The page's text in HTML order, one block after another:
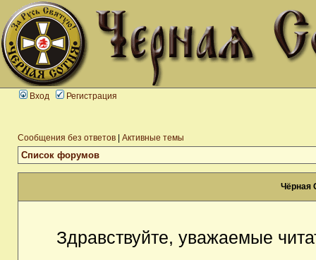
Вход Регистрация
Сообщения без ответов Активные темы
Список форумов
Чёрная
Здравствуйте, уважаемые